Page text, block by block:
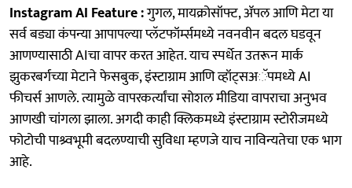
Instagram AI Feature :गुगल, मायक्रोसॉफ्ट, ॲपल आणि मेटा या
सर्व बड्या कंपन्या आपापल्या प्लॅटफॉर्म्समध्ये नवनवीन बदल घडवून
आणण्यासाठी AIचा वापर करत आहेत. याच स्पर्धेत उतरून मार्क
झुकरबर्गच्या मेटाने फेसबुक, इंस्टाग्राम आणि व्हॉट्सअॅपमध्ये AI
फीचर्स आणले. त्यामुळे वापरकर्त्यांचा सोशल मीडिया वापराचा अनुभव
आणखी चांगला झाला. अगदी काही क्लिकमध्ये इंस्टाग्राम स्टोरीजमध्ये
फोटोची पाश्र्वभूमी बदलण्याची सुविधा म्हणजे याच नाविन्यतेचा एक भाग
आहे.